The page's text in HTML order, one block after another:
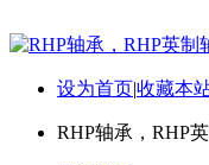
设为首页|收藏本
RHP轴承，RHP